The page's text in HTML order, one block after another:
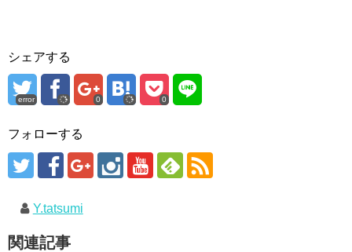
シェアする
error 0 0
フォローする
Y.tatsumi
関連記事